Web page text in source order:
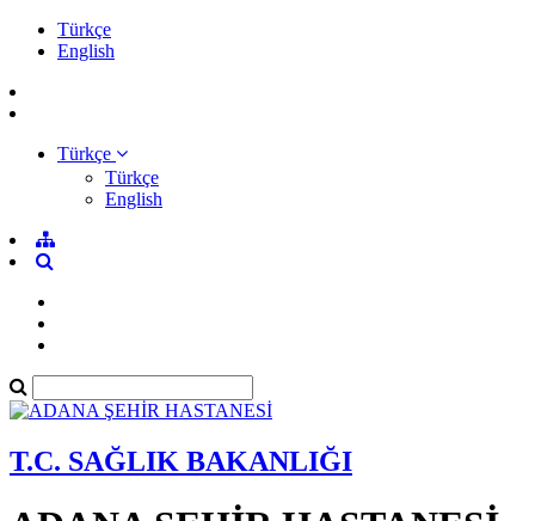
Türkçe
English
Türkçe
Türkçe
English
T.C. SAĞLIK BAKANLIĞI